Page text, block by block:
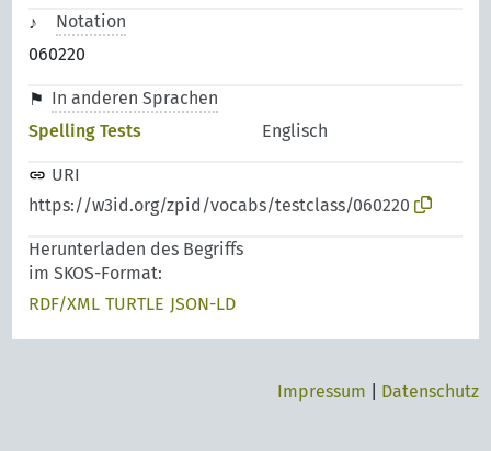
Notation
060220
In anderen Sprachen
Spelling Tests
Englisch
URI
https://w3id.org/zpid/vocabs/testclass/060220
Herunterladen des Begriffs
im SKOS-Format:
RDF/XML TURTLE JSON-LD
Impressum Datenschutz